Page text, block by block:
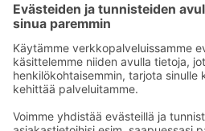
Yhteishyvä Ruoka -sovellus
S-ostoslista -sovellus
Prisma.fi
Sokos.fi
S-Pankki
Sokos Hotels